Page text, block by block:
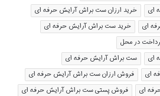
ای
خرید ارزان ست براش آرایش حرفه ای
ای
خرید ست براش آرایش حرفه ای
در محل
ای
ست براش آرایش حرفه ای
ای
فروش ارزان ست براش آرایش حرفه ای
ای
فروش پستی ست براش آرایش حرفه ای